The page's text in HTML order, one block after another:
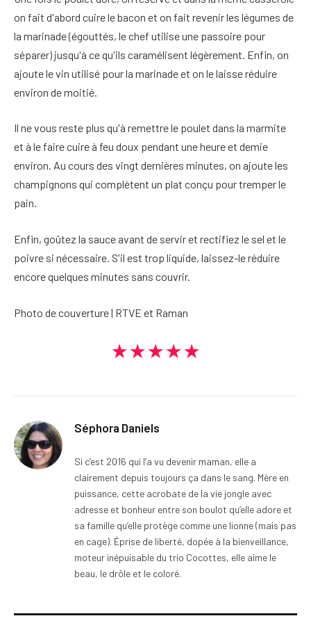
on fait d'abord cuire le bacon et on fait revenir les légumes de
la marinade (égouttés, le chef utilise une passoire pour
séparer) jusqu'à ce qu'ils caramélisent légèrement. Enfin, on
ajoute le vin utilisé pour la marinade et on le laisse réduire
environ de moitié.
Il ne vous reste plus qu'à remettre le poulet dans la marmite
et à le faire cuire à feu doux pendant une heure et demie
environ. Au cours des vingt dernières minutes, on ajoute les
champignons qui complètent un plat conçu pour tremper le
pain.
Enfin, goûtez la sauce avant de servir et rectifiez le sel et le
poivre si nécessaire. S'il est trop liquide, laissez-le réduire
encore quelques minutes sans couvrir.
Photo de couverture | RTVE et Raman
★★★★★
Séphora Daniels
Si c’est 2016 qui l’a vu devenir maman, elle a
clairement depuis toujours ça dans le sang. Mère en
puissance, cette acrobate de la vie jongle avec
adresse et bonheur entre son boulot qu’elle adore et
sa famille qu’elle protège comme une lionne (mais pas
en cage). Éprise de liberté, dopée à la bienveillance,
moteur inépuisable du trio Cocottes, elle aime le
beau, le drôle et le coloré.